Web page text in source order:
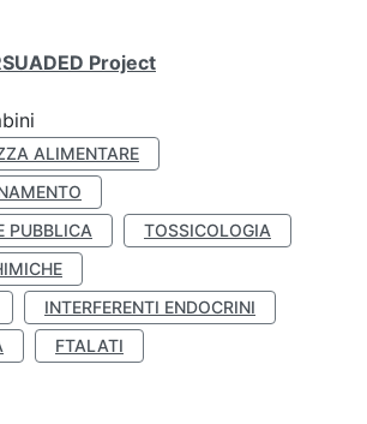
Project
ALIMENTARE
PUBBLICA
TOSSICOLOGIA
INTERFERENTI ENDOCRINI
FTALATI